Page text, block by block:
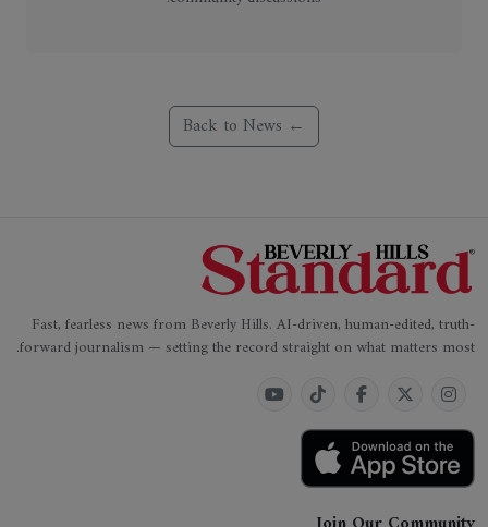
← Back to News
Fast, fearless news from Beverly Hills. AI-driven, human-edited, truth-
forward journalism — setting the record straight on what matters most.